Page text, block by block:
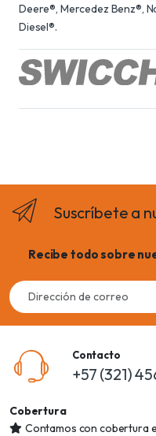
Deere®, Mercedez Benz®,
Diesel®.
Suscríbete a
Recibe todo sobre
Email
address
Contacto
+57 (321)
Cobertura
Contamos con cobertura